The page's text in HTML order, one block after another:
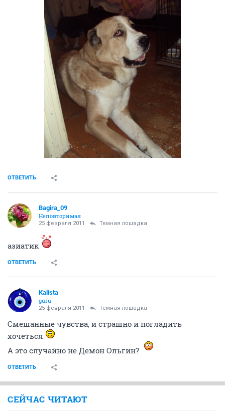
ОТВЕТИТЬ
Bagira_09
Неповторимая
25 февраля 2011 Темная лошадка
азиатик
ОТВЕТИТЬ
Kalista
guru
25 февраля 2011 Темная лошадка
Смешанные чувства, и страшно и погладить
хочеться
А это случайно не Демон Ольгин?
ОТВЕТИТЬ
СЕЙЧАС ЧИТАЮТ